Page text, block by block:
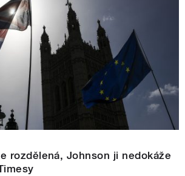
rozdělená, Johnson ji nedokáže